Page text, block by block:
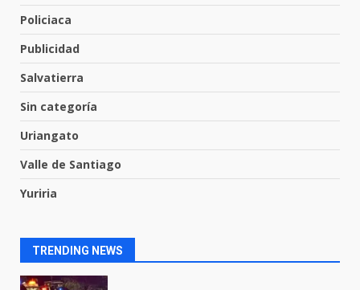
Policiaca
Publicidad
Salvatierra
Sin categoría
Uriangato
Valle de Santiago
Yuriria
TRENDING NEWS
7
30 de julio de 2026
1
El Pbro. Mario Alberto Pérez
parroquia de Guarapo
2
FISCALÍA GENERAL DEL ESTADO
FUEGO A LA SECRETARÍA DE LA
DEFENSA NACIONAL